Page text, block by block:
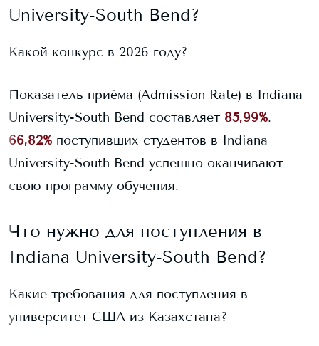
University-South Bend?
Какой конкурс в 2026 году?
Показатель приёма (Admission Rate) в Indiana
University-South Bend составляет 85,99%.
66,82% поступивших студентов в Indiana
University-South Bend успешно оканчивают
свою программу обучения.
Что нужно для поступления в
Indiana University-South Bend?
Какие требования для поступления в
университет США из Казахстана?